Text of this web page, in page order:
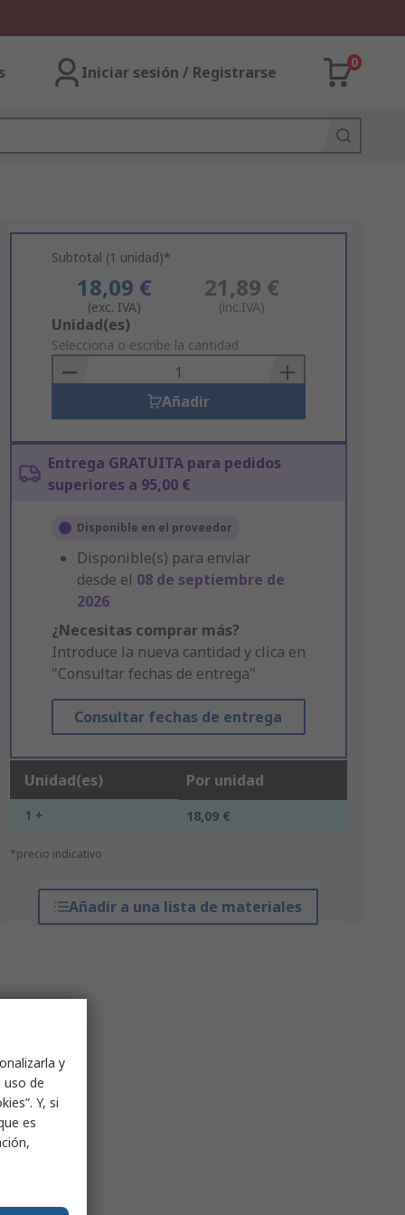
Iniciar sesión / Registrarse
0
Subtotal (1 unidad)*
18,09 €
(exc. IVA)
21,89 €
(inc.IVA)
Add
to
Basket
Unidad(es)
Selecciona o escribe la cantidad
Añadir
Entrega GRATUITA para pedidos
superiores a 95,00 €
Disponible en el proveedor
Disponible(s) para enviar
desde el 08 de septiembre de
2026
¿Necesitas comprar más?
Introduce la nueva cantidad y clica en
"Consultar fechas de entrega"
Consultar fechas de entrega
Unidad(es) Por unidad
1 + 18,09 €
*precio indicativo
Añadir a una lista de materiales
y
uso de
Y, si
es